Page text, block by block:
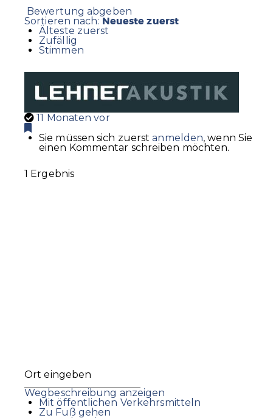
Bewertung abgeben
Sortieren nach: Neueste zuerst
Älteste zuerst
Zufällig
Stimmen
11 Monaten vor
Sie müssen sich zuerstanmelden, wenn Sie
einen Kommentar schreiben möchten.
1 Ergebnis
Wegbeschreibung anzeigen
Mit öffentlichen Verkehrsmitteln
Zu Fuß gehen